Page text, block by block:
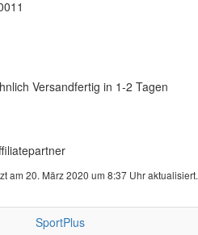
Versandfertig in 1-2 Tagen
am 20. März 2020 um 8:37 Uhr aktualisiert.
SportPlus